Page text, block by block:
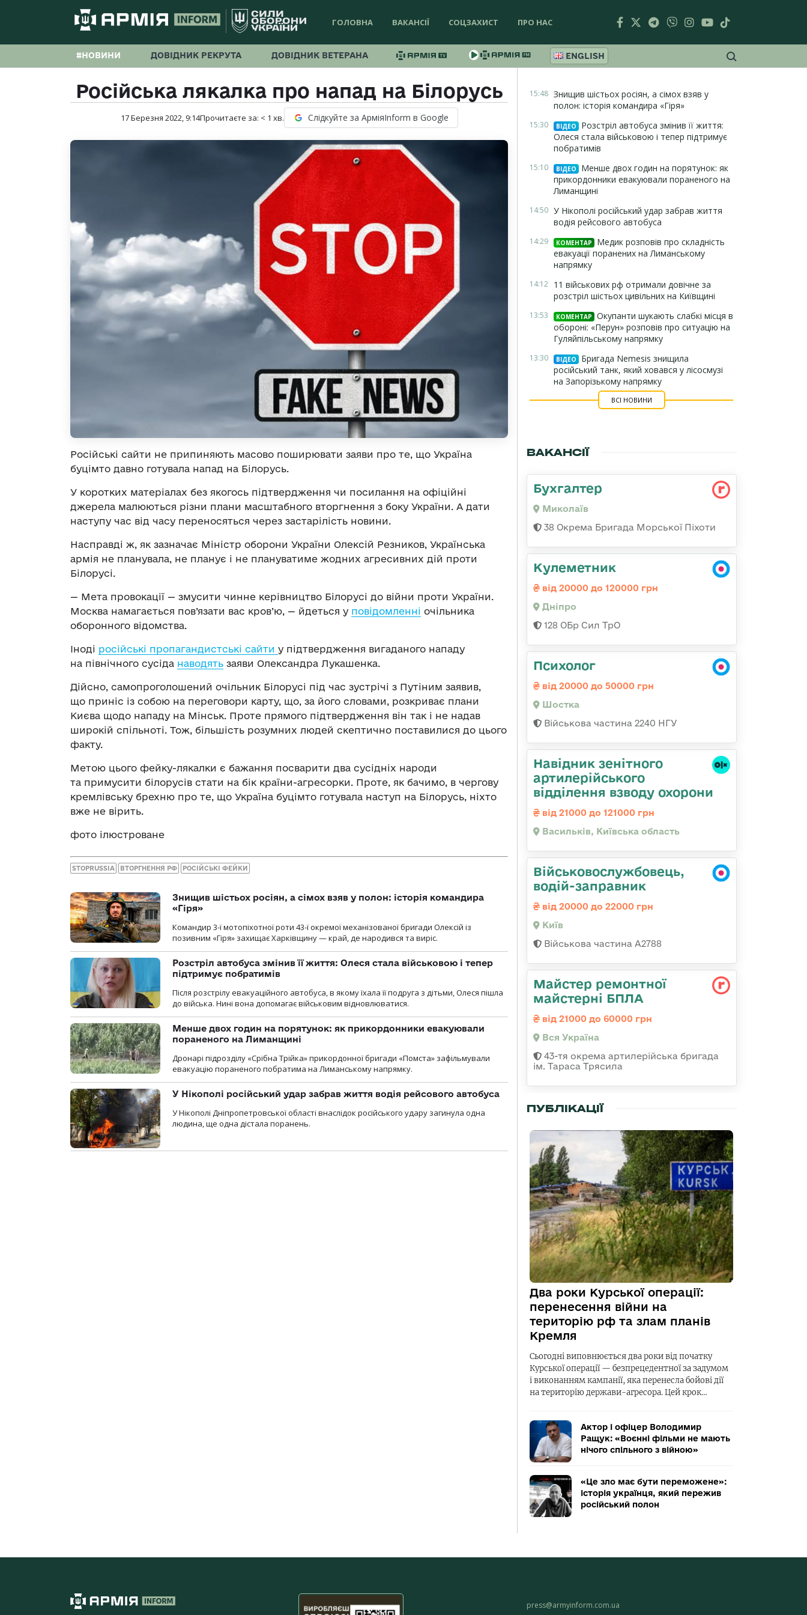
ГОЛОВНА ВАКАНСІЇ СОЦЗАХИСТ ПРО НАС
#НОВИНИ ДОВІДНИК РЕКРУТА ДОВІДНИК ВЕТЕРАНА ENGLISH
Російська лякалка про напад на Білорусь
17 Березня 2022, 9:14Прочитаєте за: < 1 хв. Слідкуйте за АрміяInform в Google
Російські сайти не припиняють масово поширювати заяви про те, що Україна
буцімто давно готувала напад на Білорусь.
У коротких матеріалах без якогось підтвердження чи посилання на офіційні
джерела малюються різни плани масштабного вторгнення з боку України. А дати
наступу час від часу переносяться через застарілість новини.
Насправді ж, як зазначає Міністр оборони України Олексій Резников, Українська
армія не планувала, не планує і не плануватиме жодних агресивних дій проти
Білорусі.
— Мета провокації — змусити чинне керівництво Білорусі до війни проти України.
Москва намагається пов’язати вас кров’ю, — йдеться у повідомленні очільника
оборонного відомства.
Іноді російські пропагандистські сайти у підтвердження вигаданого нападу
на північного сусіда наводять заяви Олександра Лукашенка.
Дійсно, самопроголошений очільник Білорусі під час зустрічі з Путіним заявив,
що приніс із собою на переговори карту, що, за його словами, розкриває плани
Києва щодо нападу на Мінськ. Проте прямого підтвердження він так і не надав
широкій спільноті. Тож, більшість розумних людей скептично поставилися до цього
факту.
Метою цього фейку-лякалки є бажання посварити два сусідніх народи
та примусити білорусів стати на бік країни-агресорки. Проте, як бачимо, в чергову
кремлівську брехню про те, що Україна буцімто готувала наступ на Білорусь, ніхто
вже не вірить.
фото ілюстроване
STOPRUSSIA ВТОРГНЕННЯ РФ РОСІЙСЬКІ ФЕЙКИ
Знищив шістьох росіян, а сімох взяв у полон: історія командира
«Гіря»
Командир 3-ї мотопіхотної роти 43-ї окремої механізованої бригади Олексій із
позивним «Гіря» захищає Харківщину — край, де народився та виріс.
Розстріл автобуса змінив її життя: Олеся стала військовою і тепер
підтримує побратимів
Після розстрілу евакуаційного автобуса, в якому їхала її подруга з дітьми, Олеся пішла
до війська. Нині вона допомагає військовим відновлюватися.
Менше двох годин на порятунок: як прикордонники евакуювали
пораненого на Лиманщині
Дронарі підрозділу «Срібна Трійка» прикордонної бригади «Помста» зафільмували
евакуацію пораненого побратима на Лиманському напрямку.
У Нікополі російський удар забрав життя водія рейсового автобуса
У Нікополі Дніпропетровської області внаслідок російського удару загинула одна
людина, ще одна дістала поранень.
15:48 Знищив шістьох росіян, а сімох взяв у
полон: історія командира «Гіря»
15:30 ВІДЕО
Розстріл автобуса змінив її життя:
Олеся стала військовою і тепер підтримує
побратимів
15:10 ВІДЕО
Менше двох годин на порятунок: як
прикордонники евакуювали пораненого на
Лиманщині
14:50 У Нікополі російський удар забрав життя
водія рейсового автобуса
14:29 КОМЕНТАР
Медик розповів про складність
евакуації поранених на Лиманському
напрямку
14:12 11 військових рф отримали довічне за
розстріл шістьох цивільних на Київщині
13:53 КОМЕНТАР
Окупанти шукають слабкі місця в
обороні: «Перун» розповів про ситуацію на
Гуляйпільському напрямку
13:30 ВІДЕО
Бригада Nemesis знищила
російський танк, який ховався у лісосмузі
на Запорізькому напрямку
ВСІ НОВИНИ
ВАКАНСІЇ
Бухгалтер
Миколаїв
38 Окрема Бригада Морської Піхоти
Кулеметник
від 20000 до 120000 грн
Дніпро
128 ОБр Сил ТрО
Психолог
від 20000 до 50000 грн
Шостка
Військова частина 2240 НГУ
Навідник зенітного
артилерійського
відділення взводу охорони
від 21000 до 121000 грн
Васильків, Київська область
Військовослужбовець,
водій-заправник
від 20000 до 22000 грн
Київ
Військова частина А2788
Майстер ремонтної
майстерні БПЛА
від 21000 до 60000 грн
Вся Україна
43-тя окрема артилерійська бригада
ім. Тараса Трясила
ПУБЛІКАЦІЇ
Два роки Курської операції:
перенесення війни на
територію рф та злам планів
Кремля
Сьогодні виповнюється два роки від початку
Курської операції — безпрецедентної за задумом
і виконанням кампанії, яка перенесла бойові дії
на територію держави-агресора. Цей крок…
Актор і офіцер Володимир
Ращук: «Воєнні фільми не мають
нічого спільного з війною»
«Це зло має бути переможене»:
історія українця, який пережив
російський полон
press@armyinform.com.ua